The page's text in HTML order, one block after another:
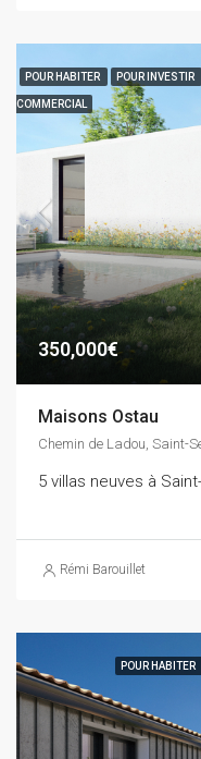
POUR HABITER POUR INVESTIR
COMMERCIAL
350,000€
Maisons Ostau
5 villas neuves à
Rémi Barouillet
POUR HABITER